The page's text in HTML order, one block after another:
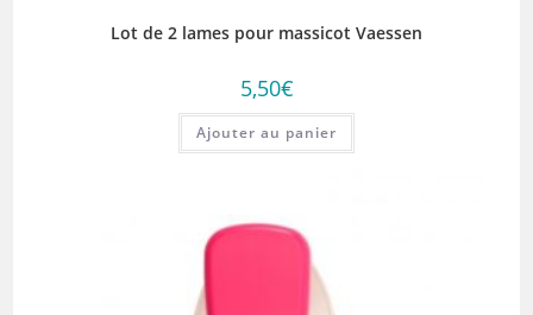
Lot de 2 lames pour massicot Vaessen
5,50€
Ajouter au panier